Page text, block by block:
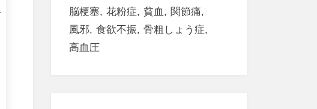
脳梗塞
花粉症 貧血
関節痛
風邪
食欲不振
骨粗しょう症
高血圧